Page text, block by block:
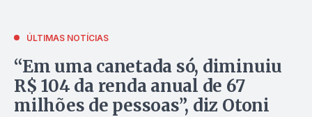
ÚLTIMAS NOTÍCIAS
“Em uma canetada só, diminuiu
R$ 104 da renda anual de 67
milhões de pessoas”, diz Otoni